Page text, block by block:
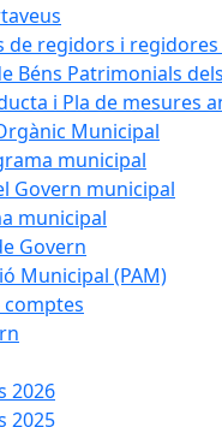
de regidors i
Béns Patrimonials
i Pla de mesures
Municipal
municipal
Govern municipal
municipal
Govern
Municipal (PAM)
comptes
2026
2025